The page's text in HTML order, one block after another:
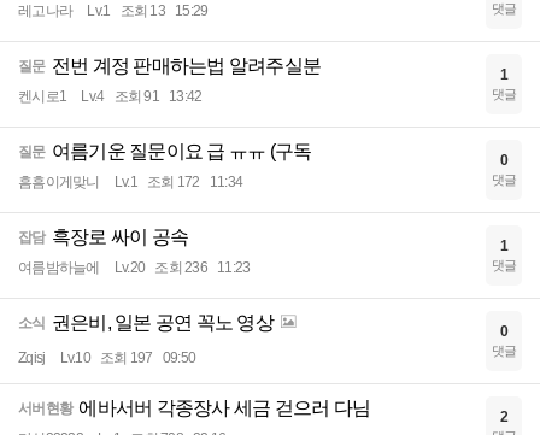
레고나라 Lv.1 조회 13 15:29 댓글
질문 전번 계정 판매하는법 알려주실분
켄시로1 Lv.4 조회 91 13:42
1
댓글
질문 여름기운 질문이요 급 ㅠㅠ (구독
흠흠이게맞니 Lv.1 조회 172 11:34
0
댓글
잡담 흑장로 싸이 공속
여름밤하늘에 Lv.20 조회 236 11:23
1
댓글
소식 권은비, 일본 공연 꼭노 영상
Zqisj Lv.10 조회 197 09:50
0
댓글
서버현황 에바서버 각종장사 세금 걷으러 다님 2